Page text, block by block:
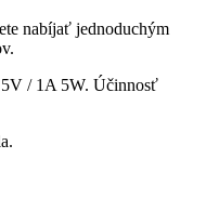
nabíjať jednoduchým
/ 1A 5W. Účinnosť